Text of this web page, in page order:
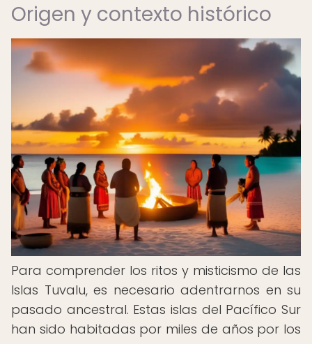
Origen y contexto histórico
Para comprender los ritos y misticismo de las
Islas Tuvalu, es necesario adentrarnos en su
pasado ancestral. Estas islas del Pacífico Sur
han sido habitadas por miles de años por los